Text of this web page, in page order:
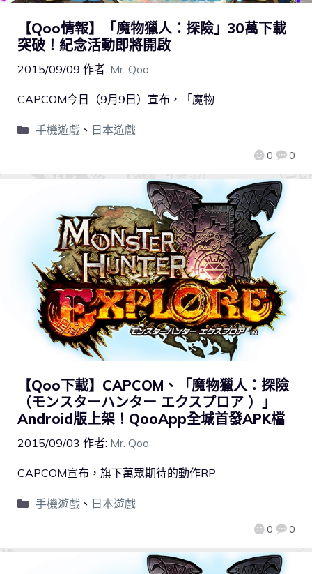
【Qoo情報】「魔物獵人：探險」30萬下載
突破！紀念活動即將開啟
2015/09/09 作者: Mr. Qoo
0 0
CAPCOM今日（9月9日）宣布，「魔物
手機遊戲、 日本遊戲
【Qoo下載】CAPCOM、「魔物獵人：探險
（モンスターハンター エクスプロア ）」
Android版上架！QooApp全城首發APK檔
2015/09/03 作者: Mr. Qoo
0 0
CAPCOM宣布，旗下萬眾期待的動作RP
手機遊戲、 日本遊戲